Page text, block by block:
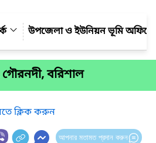
উপজেলা ও ইউনিয়ন ভূমি অফিসের
বরিশাল
ক্লিক করুন
আপনার মতামত প্রদান করুন